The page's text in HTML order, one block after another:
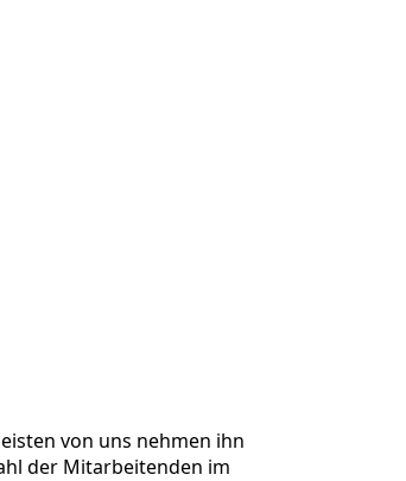
von uns nehmen ihn
der Mitarbeitenden im